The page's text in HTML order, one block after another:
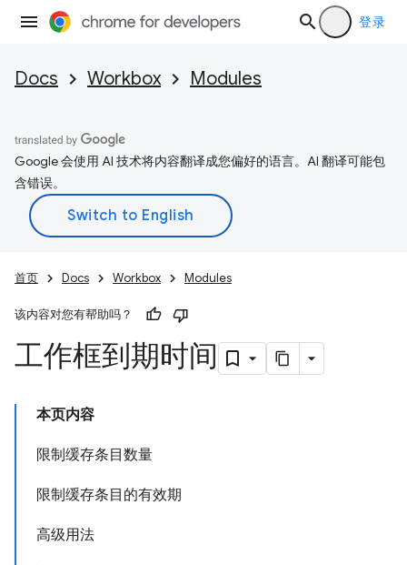
登录
Docs Workbox Modules
Google 会使用 AI 技术将内容翻译成您偏好的语言。AI 翻译可能包
含错误。
首页 Docs Workbox Modules
该内容对您有帮助吗？
工作框到期时间
本页内容
限制缓存条目数量
限制缓存条目的有效期
高级用法